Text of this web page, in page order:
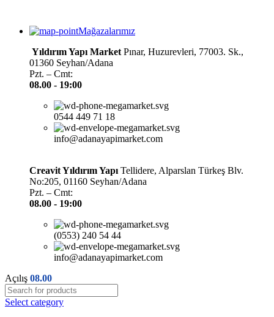
Mağazalarımız
Yıldırım Yapı Market Pınar, Huzurevleri, 77003. Sk.,
01360 Seyhan/Adana
Pzt. – Cmt:
08.00 - 19:00
0544 449 71 18
info@adanayapimarket.com
Creavit Yıldırım Yapı Tellidere, Alparslan Türkeş Blv.
No:205, 01160 Seyhan/Adana
Pzt. – Cmt:
08.00 - 19:00
(0553) 240 54 44
info@adanayapimarket.com
Açılış 08.00
Select category